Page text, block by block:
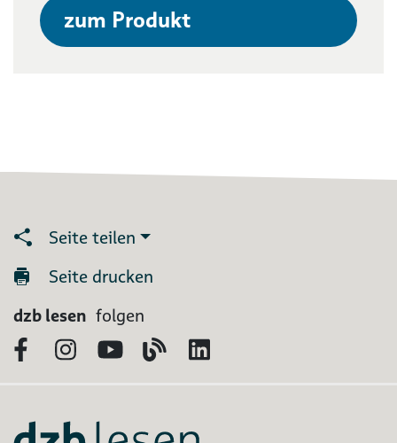
zum Produkt
Seite teilen
Seite drucken
dzb lesen folgen
FacebookInstagram
YouTubeBlog